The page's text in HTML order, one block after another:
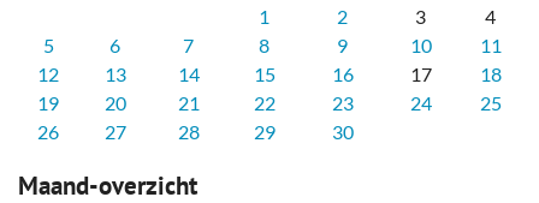
1
2 3
4
5
6 7 8 9 10
11
12
13 14 15 16 17
18
19
20 21 22 23 24
25
26
27 28 29 30
Maand-overzicht